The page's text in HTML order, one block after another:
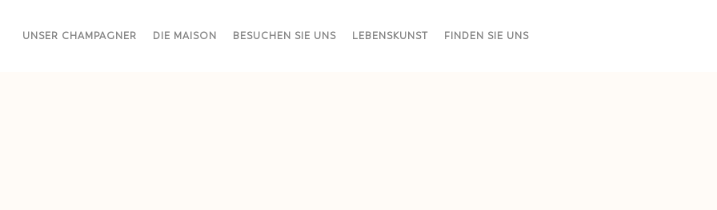
UNSER CHAMPAGNER DIE MAISON BESUCHEN SIE UNS LEBENSKUNST FINDEN SIE UNS